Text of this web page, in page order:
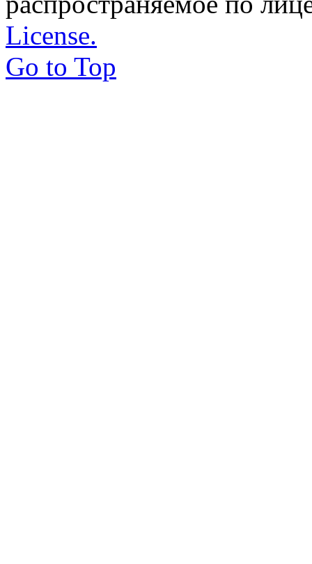
License.
Go to Top